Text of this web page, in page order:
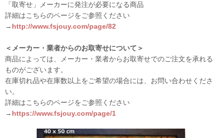
「取寄せ」メーカーに発注が必要になる商品
詳細はこちらのページをご参照ください
→ http://www.fsjouy.com/page/82
＜メーカー・業者からのお取寄せについて＞
商品によっては、メーカー・業者からお取寄せでのご注文を承れる
ものがございます。
在庫切れ品や在庫数以上をご希望の場合には、お問い合わせくださ
い。
詳細はこちらのページをご参照ください
→ https://www.fsjouy.com/page/1